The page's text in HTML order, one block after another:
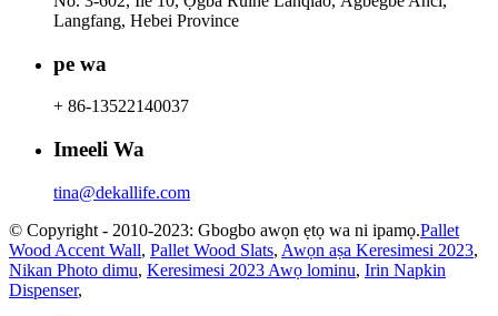
Langfang, Hebei Province
pe wa
+ 86-13522140037
Imeeli Wa
tina@dekallife.com
© Copyright - 2010-2023: Gbogbo awọn ẹtọ wa ni ipamọ.Pallet
Wood Accent Wall, Pallet Wood Slats, Awọn aṣa Keresimesi 2023,
Nikan Photo dimu, Keresimesi 2023 Awọ lominu, Irin Napkin
Dispenser,